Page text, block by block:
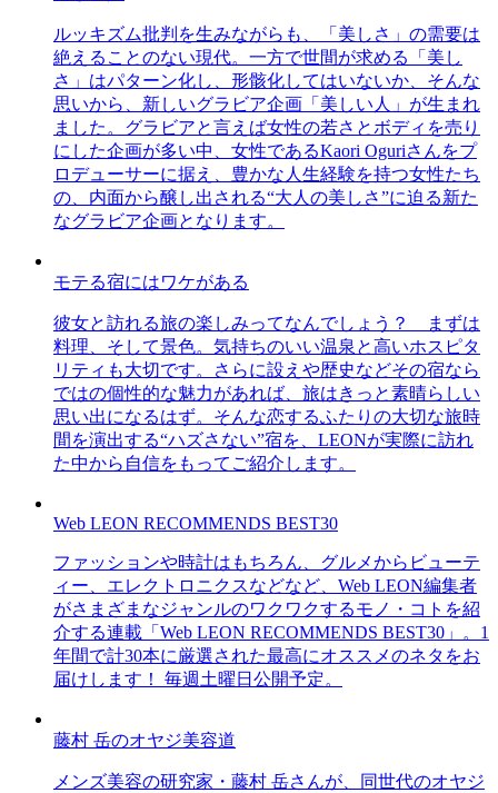
ルッキズム批判を生みながらも、「美しさ」の需要は
絶えることのない現代。一方で世間が求める「美し
さ」はパターン化し、形骸化してはいないか、そんな
思いから、新しいグラビア企画「美しい人」が生まれ
ました。グラビアと言えば女性の若さとボディを売り
にした企画が多い中、女性であるKaori Oguriさんをプ
ロデューサーに据え、豊かな人生経験を持つ女性たち
の、内面から醸し出される“大人の美しさ”に迫る新た
なグラビア企画となります。
モテる宿にはワケがある
彼女と訪れる旅の楽しみってなんでしょう？ まずは
料理、そして景色。気持ちのいい温泉と高いホスピタ
リティも大切です。さらに設えや歴史などその宿なら
ではの個性的な魅力があれば、旅はきっと素晴らしい
思い出になるはず。そんな恋するふたりの大切な旅時
間を演出する“ハズさない”宿を、LEONが実際に訪れ
た中から自信をもってご紹介します。
Web LEON RECOMMENDS BEST30
ファッションや時計はもちろん、グルメからビューテ
ィー、エレクトロニクスなどなど、Web LEON編集者
がさまざまなジャンルのワクワクするモノ・コトを紹
介する連載「Web LEON RECOMMENDS BEST30」。1
年間で計30本に厳選された最高にオススメのネタをお
届けします！ 毎週土曜日公開予定。
藤村 岳のオヤジ美容道
メンズ美容の研究家・藤村 岳さんが、同世代のオヤジ